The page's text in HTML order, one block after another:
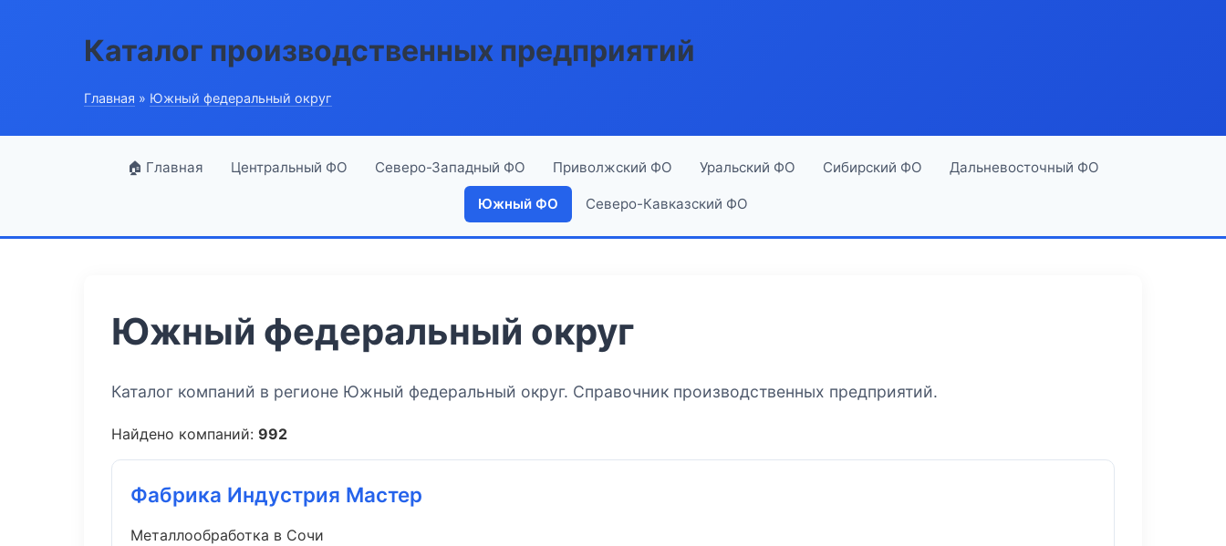
Каталог производственных предприятий
Главная » Южный федеральный округ
🏠 Главная Центральный ФО Северо-Западный ФО Приволжский ФО Уральский ФО Сибирский ФО Дальневосточный ФО
Южный ФО Северо-Кавказский ФО
Южный федеральный округ
Каталог компаний в регионе Южный федеральный округ. Справочник производственных предприятий.
Найдено компаний: 992
Фабрика Индустрия Мастер
Металлообработка в Сочи